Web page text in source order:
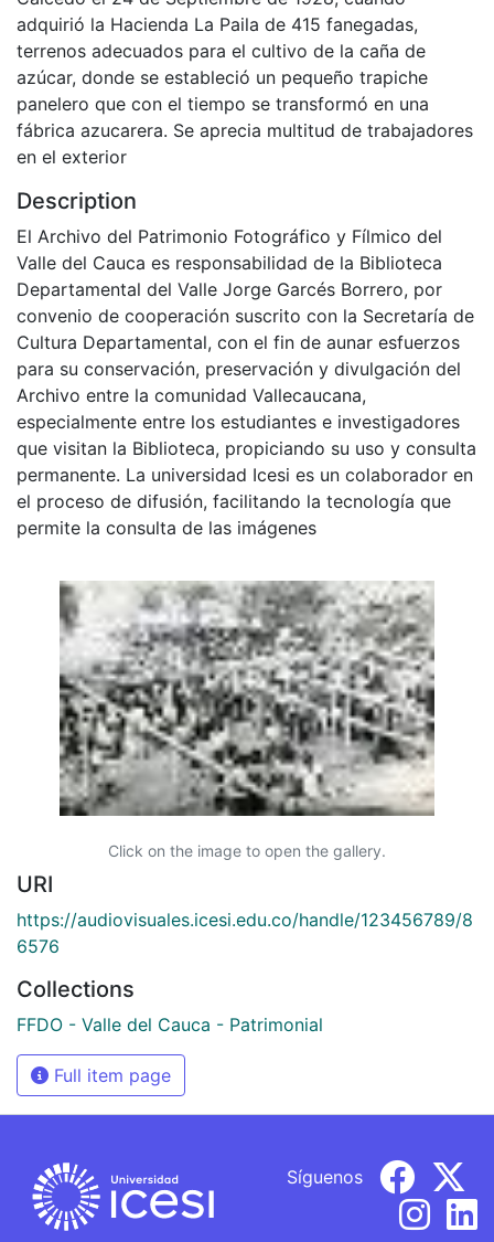
adquirió la Hacienda La Paila de 415 fanegadas,
terrenos adecuados para el cultivo de la caña de
azúcar, donde se estableció un pequeño trapiche
panelero que con el tiempo se transformó en una
fábrica azucarera. Se aprecia multitud de trabajadores
en el exterior
Description
El Archivo del Patrimonio Fotográfico y Fílmico del
Valle del Cauca es responsabilidad de la Biblioteca
Departamental del Valle Jorge Garcés Borrero, por
convenio de cooperación suscrito con la Secretaría de
Cultura Departamental, con el fin de aunar esfuerzos
para su conservación, preservación y divulgación del
Archivo entre la comunidad Vallecaucana,
especialmente entre los estudiantes e investigadores
que visitan la Biblioteca, propiciando su uso y consulta
permanente. La universidad Icesi es un colaborador en
el proceso de difusión, facilitando la tecnología que
permite la consulta de las imágenes
Click on the image to open the gallery.
URI
https://audiovisuales.icesi.edu.co/handle/123456789/8
6576
Collections
FFDO - Valle del Cauca - Patrimonial
Full item page
Síguenos